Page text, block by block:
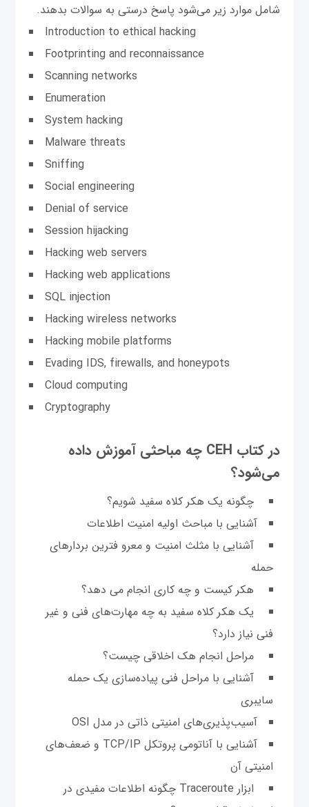
شامل موارد زیر می‌شود پاسخ درستی به سوالات بدهند.
Introduction to ethical hacking
Footprinting and reconnaissance
Scanning networks
Enumeration
System hacking
Malware threats
Sniffing
Social engineering
Denial of service
Session hijacking
Hacking web servers
Hacking web applications
SQL injection
Hacking wireless networks
Hacking mobile platforms
Evading IDS, firewalls, and honeypots
Cloud computing
Cryptography
در کتاب CEH چه مباحثی آموزش داده
می‌شود؟
چگونه یک هکر کلاه سفید شویم؟
آشنایی با مباحث اولیه امنیت اطلاعات
آشنایی با مثلث امنیت و معرو فترین بردارهای
حمله
هکر کیست و چه کاری انجام می دهد؟
یک هکر کلاه سفید به چه مهارت‌های فنی و غیر
فنی نیاز دارد؟
مراحل انجام هک اخلاقی چیست؟
آشنایی با مراحل فنی پیاده‌سازی یک حمله
سایبری
آسیب‌پذیری‌های امنیتی ذاتی در مدل OSI
آشنایی با آناتومی پروتکل TCP/IP و ضعف‌های
امنیتی آن
ابزار Traceroute چگونه اطلاعات مفیدی در